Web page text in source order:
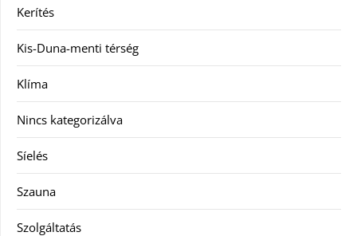
Kerítés
Kis-Duna-menti térség
Klíma
Nincs kategorizálva
Síelés
Szauna
Szolgáltatás